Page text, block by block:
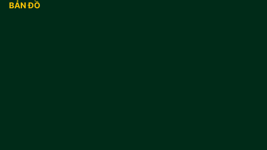
BẢN ĐỒ